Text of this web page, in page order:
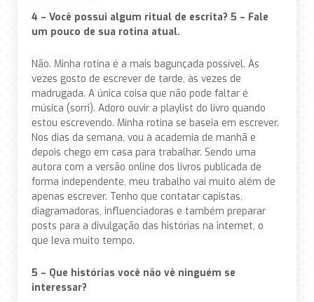
4 – Você possui algum ritual de escrita? 5 – Fale
um pouco de sua rotina atual.
Não. Minha rotina é a mais bagunçada possível. Às
vezes gosto de escrever de tarde, às vezes de
madrugada. A única coisa que não pode faltar é
música (sorri). Adoro ouvir a playlist do livro quando
estou escrevendo. Minha rotina se baseia em escrever.
Nos dias da semana, vou à academia de manhã e
depois chego em casa para trabalhar. Sendo uma
autora com a versão online dos livros publicada de
forma independente, meu trabalho vai muito além de
apenas escrever. Tenho que contatar capistas,
diagramadoras, influenciadoras e também preparar
posts para a divulgação das histórias na internet, o
que leva muito tempo.
5 – Que histórias você não vê ninguém se
interessar?